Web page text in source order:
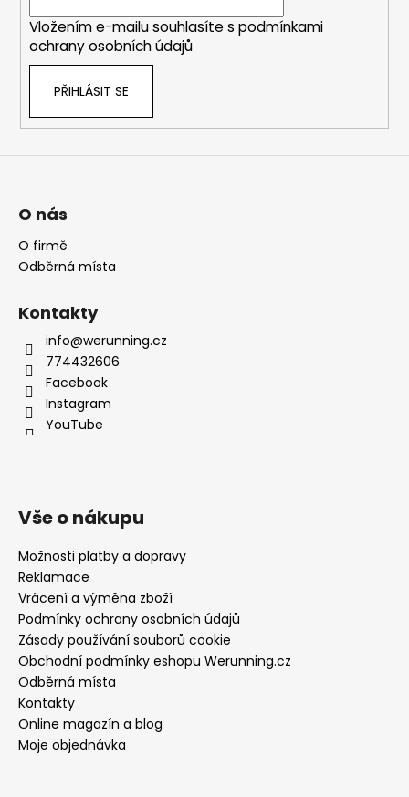
Vložením e-mailu souhlasíte s podmínkami
ochrany osobních údajů
PŘIHLÁSIT SE
O nás
O firmě
Odběrná místa
Kontakty
info@werunning.cz
774432606
Facebook
Instagram
YouTube
Vše o nákupu
Možnosti platby a dopravy
Reklamace
Vrácení a výměna zboží
Podmínky ochrany osobních údajů
Zásady používání souborů cookie
Obchodní podmínky eshopu Werunning.cz
Odběrná místa
Kontakty
Online magazín a blog
Moje objednávka